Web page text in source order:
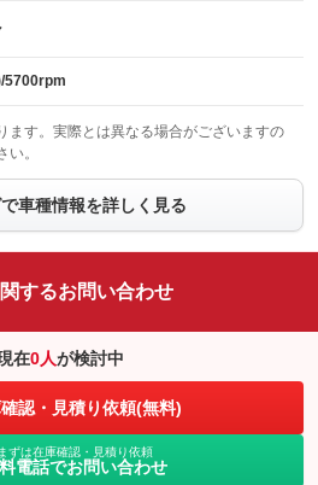
：装備あり
フロントカメラ
：装備あり
：装備あり
ルーフレール
：装備なし
：装備なし
5700rpm
す。実際とは異なる場合がございますの
。
車種情報を詳しく見る
するお問い合わせ
在0人が検討中
認・見積り依頼(無料)
まずは在庫確認・見積り依頼
電話でお問い合わせ